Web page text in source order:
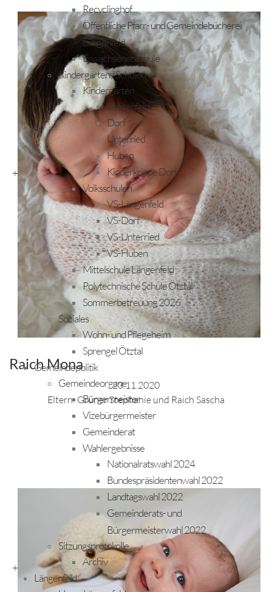
Recyclinghof
Öffentliche Pfarr- und Gemeindebücherei
Längenfeld
Erwachsenenschule
Kindergärten / Schulen
Kindergärten
Längenfeld
Dorf
Unterried
Huben
Kinderkrippe Dorf
Volksschulen
VS-Längenfeld
VS-Dorf
VS-Unterried
VS-Huben
Mittelschule Längenfeld
Polytechnische Schule Ötztal
Sommerbetreuung 2026
Soziales
Wohn- und Pflegeheim
Sprengel Ötztal
Gemeindepolitik
Gemeindeorgane
Bürgermeister
Vizebürgermeister
Gemeinderat
Wahlergebnisse
Nationalratswahl 2024
Bundespräsidentenwahl 2022
Landtagswahl 2022
Gemeinderats- und
Bürgermeisterwahl 2022
Sitzungsprotokolle
Archiv
Längenfeld
+
Raich Mona
23.11.2020
Eltern: Grüner Stephanie und Raich Sascha
+